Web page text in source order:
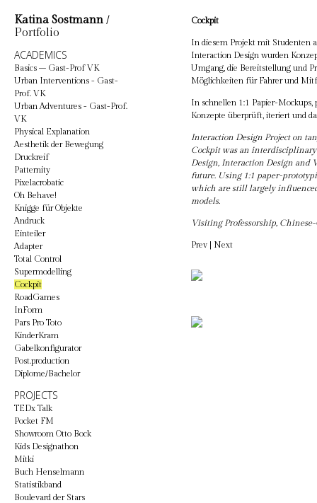
Katina Sostmann /
Portfolio
ACADEMICS
Basics – Gast-Prof VK
Urban Interventions - Gast-
Prof. VK
Urban Adventures - Gast-Prof.
VK
Physical Explanation
Aesthetik der Bewegung
Druckreif
Patternity
Pixelacrobatic
Oh Behave!
Knigge für Objekte
Andruck
Einteiler
Adapter
Total Control
Supermodelling
Cockpit
RoadGames
InForm
Pars Pro Toto
KinderKram
Gabelkonfigurator
Post.production
Diplome/Bachelor
PROJECTS
TEDx Talk
Pocket FM
Showroom Otto Bock
Kids Designathon
Mitki
Buch Henselmann
Statistikband
Boulevard der Stars
Cockpit
In diesem Projekt mit Studenten
Interaction Design wurden
Umgang, die Bereitstellung und
Möglichkeiten für Fahrer und
In schnellen 1:1 Papier-
Konzepte überprüft, iteriert und
Interaction Design Project on
Cockpit was an
Design, Interaction Design and
future. Using 1:1 paper-
which are still largely
models.
Visiting Professorship,
Prev Next